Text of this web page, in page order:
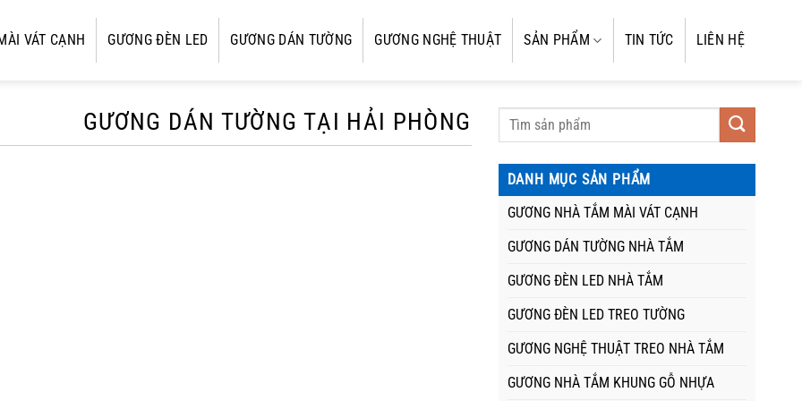
VÁT CẠNH GƯƠNG ĐÈN LED GƯƠNG DÁN TƯỜNG GƯƠNG NGHỆ THUẬT SẢN PHẨM TIN TỨC LIÊN HỆ
GƯƠNG DÁN TƯỜNG TẠI HẢI PHÒNG
DANH MỤC SẢN PHẨM
GƯƠNG NHÀ TẮM MÀI VÁT CẠNH
GƯƠNG DÁN TƯỜNG NHÀ TẮM
GƯƠNG ĐÈN LED NHÀ TẮM
GƯƠNG ĐÈN LED TREO TƯỜNG
GƯƠNG NGHỆ THUẬT TREO NHÀ TẮM
GƯƠNG NHÀ TẮM KHUNG GỖ NHỰA